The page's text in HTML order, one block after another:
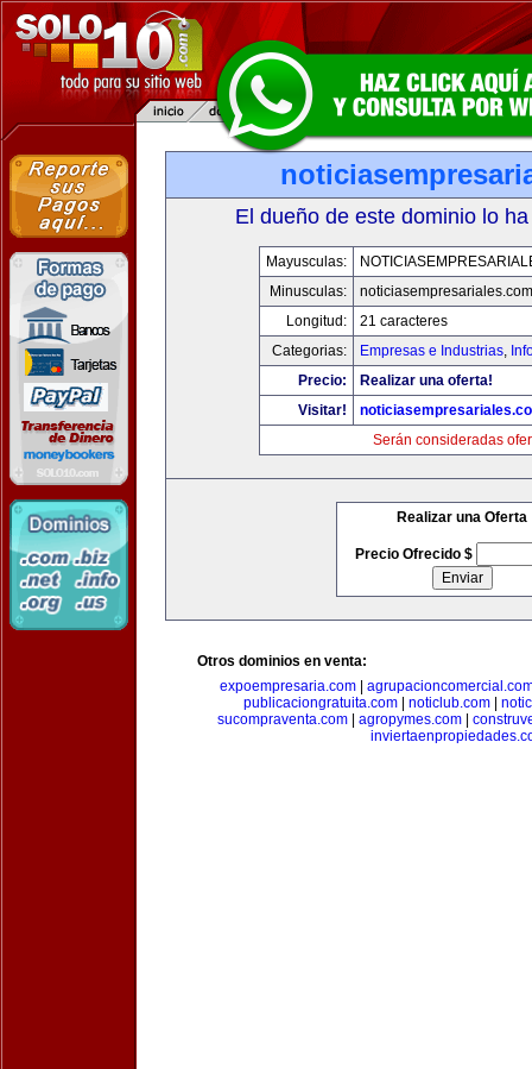
El dueño de este dominio lo
Mayusculas:
Minusculas:
noticiasempresariales.com
Longitud:
21 caracteres
Categorias:
Empresas e Industrias,
Precio:
Realizar una oferta!
Visitar!
Serán consideradas
Realizar una Oferta
Precio Ofrecido $
Otros dominios en venta:
expoempresaria.com|
publicaciongratuita.com| noticlub.com|
sucompraventa.com
agropymes.com